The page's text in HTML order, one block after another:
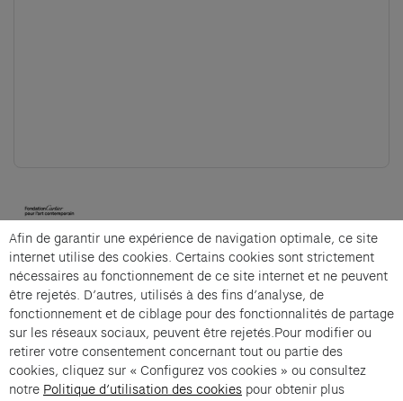
Cartier et Compagnie
La Micro-Fabrique is an offer from Cartier et
Compagnie .
Imprint of the organizer(opens in a new tab)
Data privacy of the organizer(opens in
Afin de garantir une expérience de navigation optimale, ce site
internet utilise des cookies. Certains cookies sont strictement
nécessaires au fonctionnement de ce site internet et ne peuvent
être rejetés. D’autres, utilisés à des fins d’analyse, de
fonctionnement et de ciblage pour des fonctionnalités de partage
sur les réseaux sociaux, peuvent être rejetés.Pour modifier ou
retirer votre consentement concernant tout ou partie des
cookies, cliquez sur « Configurez vos cookies » ou consultez
notre Politique d’utilisation des cookies pour obtenir plus